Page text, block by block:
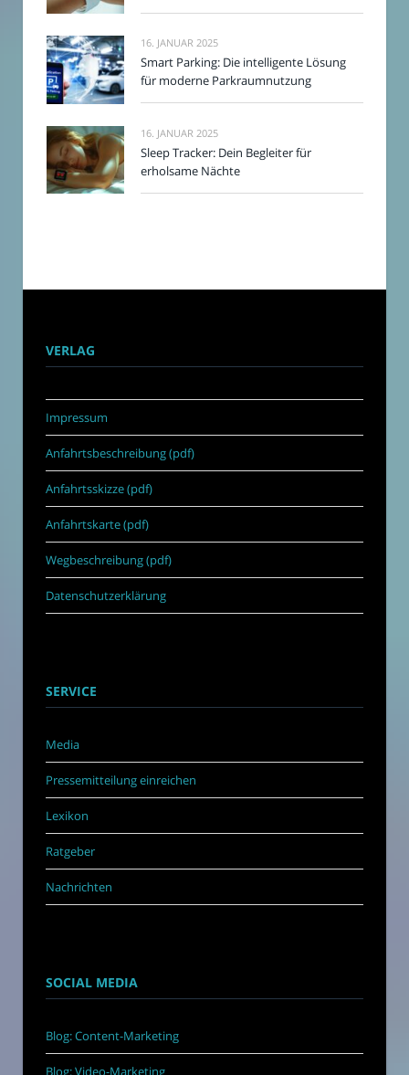
16. JANUAR 2025
Smart Parking: Die intelligente Lösung
für moderne Parkraumnutzung
16. JANUAR 2025
Sleep Tracker: Dein Begleiter für
erholsame Nächte
VERLAG
Impressum
Anfahrtsbeschreibung (pdf)
Anfahrtsskizze (pdf)
Anfahrtskarte (pdf)
Wegbeschreibung (pdf)
Datenschutzerklärung
SERVICE
Media
Pressemitteilung einreichen
Lexikon
Ratgeber
Nachrichten
SOCIAL MEDIA
Blog: Content-Marketing
Blog: Video-Marketing